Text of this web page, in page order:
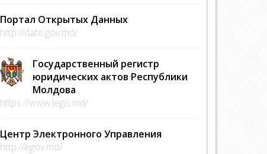
Портал Открытых Данных
http://date.gov.md/
Государственный регистр
юридических актов Республики
Молдова
https://www.legis.md/
Центр Электронного Управления
http://egov.md/